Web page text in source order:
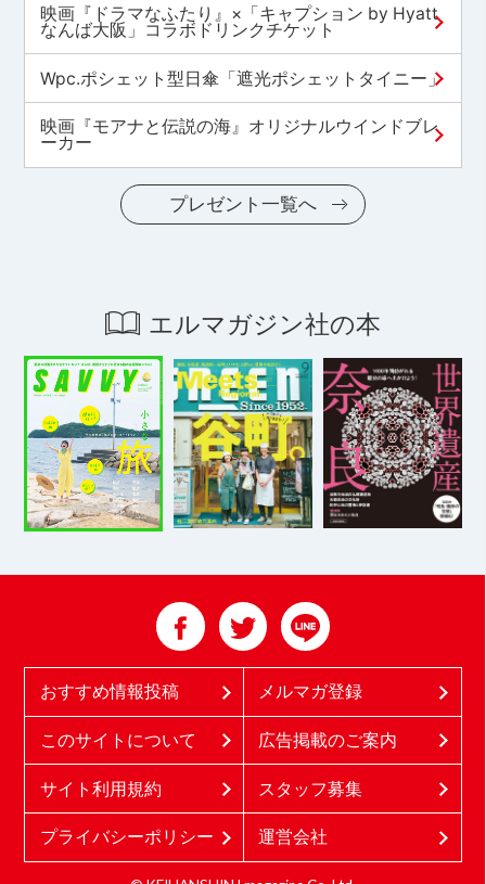
映画『ドラマなふたり』×「キャプション by Hyatt
なんば大阪」コラボドリンクチケット
Wpc.ポシェット型日傘「遮光ポシェットタイニー」
映画『モアナと伝説の海』オリジナルウインドブレ
ーカー
プレゼント一覧へ
エルマガジン社の本
おすすめ情報投稿 メルマガ登録
このサイトについて 広告掲載のご案内
サイト利用規約 スタッフ募集
プライバシーポリシー 運営会社